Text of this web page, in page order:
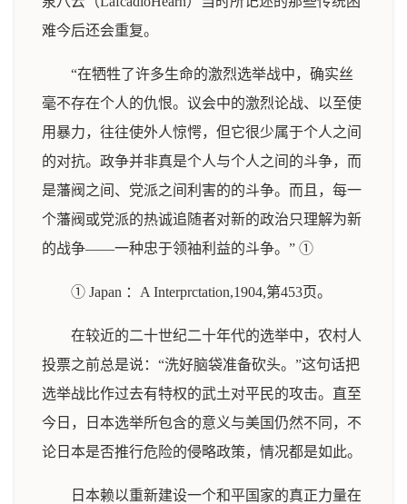
难今后还会重复。
“在牺牲了许多生命的激烈选举战中，确实丝
毫不存在个人的仇恨。议会中的激烈论战、以至使
用暴力，往往使外人惊愕，但它很少属于个人之间
的对抗。政争并非真是个人与个人之间的斗争，而
是藩阀之间、党派之间利害的的斗争。而且，每一
个藩阀或党派的热诚追随者对新的政治只理解为新
的战争——一种忠于领袖利益的斗争。” ①
① Japan ：A Interprctation,1904,第453页。
在较近的二十世纪二十年代的选举中，农村人
投票之前总是说：“洗好脑袋准备砍头。”这句话把
选举战比作过去有特权的武土对平民的攻击。直至
今日，日本选举所包含的意义与美国仍然不同，不
论日本是否推行危险的侵略政策，情况都是如此。
日本赖以重新建设一个和平国家的真正力量在